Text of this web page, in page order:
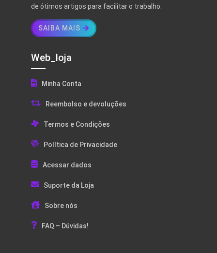
de ótimos artigos para facilitar o trabalho.
SAIBA MAIS
Web_loja
Minha Conta
Reembolso e devoluções
Termos e Condições
Política de Privacidade
Acessar dados
Suporte da Loja
Sobre nós
FAQ – Dúvidas!